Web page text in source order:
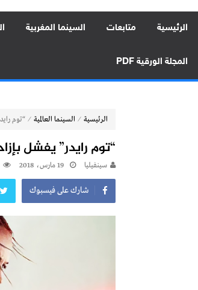
الرئيسية متابعات السينما المغربية
المجلة الورقية PDF
الرئيسية ⁄ السينما العالمية ⁄ “توم
“توم رايدر” يفشل
سينفيليا 19 مارس، 2018
شارك على فيسبوك